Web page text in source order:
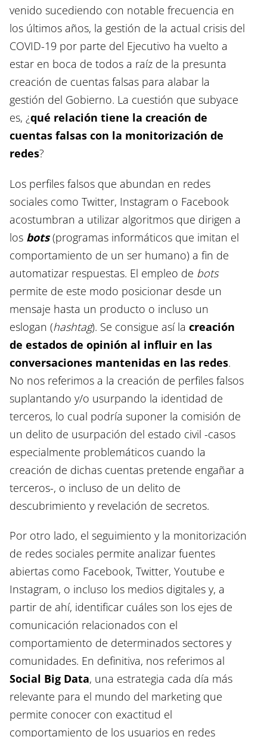
venido sucediendo con notable frecuencia en
los últimos años, la gestión de la actual crisis del
COVID-19 por parte del Ejecutivo ha vuelto a
estar en boca de todos a raíz de la presunta
creación de cuentas falsas para alabar la
gestión del Gobierno. La cuestión que subyace
es, ¿qué relación tiene la creación de
cuentas falsas con la monitorización de
redes?
Los perfiles falsos que abundan en redes
sociales como Twitter, Instagram o Facebook
acostumbran a utilizar algoritmos que dirigen a
los bots(programas informáticos que imitan el
comportamiento de un ser humano) a fin de
automatizar respuestas. El empleo de bots
permite de este modo posicionar desde un
mensaje hasta un producto o incluso un
eslogan (hashtag). Se consigue así la creación
de estados de opinión al influir en las
conversaciones mantenidas en las redes.
No nos referimos a la creación de perfiles falsos
suplantando y/o usurpando la identidad de
terceros, lo cual podría suponer la comisión de
un delito de usurpación del estado civil -casos
especialmente problemáticos cuando la
creación de dichas cuentas pretende engañar a
terceros-, o incluso de un delito de
descubrimiento y revelación de secretos.
Por otro lado, el seguimiento y la monitorización
de redes sociales permite analizar fuentes
abiertas como Facebook, Twitter, Youtube e
Instagram, o incluso los medios digitales y, a
partir de ahí, identificar cuáles son los ejes de
comunicación relacionados con el
comportamiento de determinados sectores y
comunidades. En definitiva, nos referimos al
Social Big Data, una estrategia cada día más
relevante para el mundo del marketing que
permite conocer con exactitud el
comportamiento de los usuarios en redes